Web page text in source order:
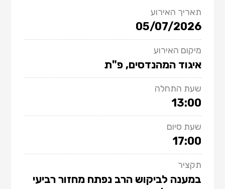
תאריך האירוע
05/07/2026
מיקום האירוע
איגוד המהנדסים, פ"ת
שעת התחלה
13:00
שעת סיום
17:00
תקציר
במענה לביקוש הרב נפתח מחזור רביעי